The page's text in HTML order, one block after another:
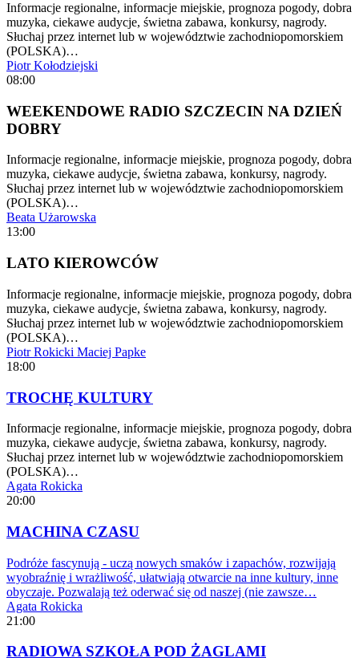
Informacje regionalne, informacje miejskie, prognoza pogody, dobra
muzyka, ciekawe audycje, świetna zabawa, konkursy, nagrody.
Słuchaj przez internet lub w województwie zachodniopomorskiem
(POLSKA)…
Piotr Kołodziejski
08:00
WEEKENDOWE RADIO SZCZECIN NA DZIEŃ
DOBRY
Informacje regionalne, informacje miejskie, prognoza pogody, dobra
muzyka, ciekawe audycje, świetna zabawa, konkursy, nagrody.
Słuchaj przez internet lub w województwie zachodniopomorskiem
(POLSKA)…
Beata Użarowska
13:00
LATO KIEROWCÓW
Informacje regionalne, informacje miejskie, prognoza pogody, dobra
muzyka, ciekawe audycje, świetna zabawa, konkursy, nagrody.
Słuchaj przez internet lub w województwie zachodniopomorskiem
(POLSKA)…
Piotr Rokicki Maciej Papke
18:00
TROCHĘ KULTURY
Informacje regionalne, informacje miejskie, prognoza pogody, dobra
muzyka, ciekawe audycje, świetna zabawa, konkursy, nagrody.
Słuchaj przez internet lub w województwie zachodniopomorskiem
(POLSKA)…
Agata Rokicka
20:00
MACHINA CZASU
Podróże fascynują - uczą nowych smaków i zapachów, rozwijają
wyobraźnię i wrażliwość, ułatwiają otwarcie na inne kultury, inne
obyczaje. Pozwalają też oderwać się od naszej (nie zawsze…
Agata Rokicka
21:00
RADIOWA SZKOŁA POD ŻAGLAMI